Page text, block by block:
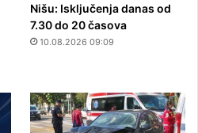
Nišu: Isključenja danas od
7.30 do 20 časova
10.08.2026 09:09